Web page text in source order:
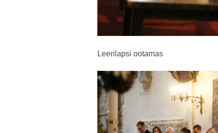
Leerilapsi ootamas